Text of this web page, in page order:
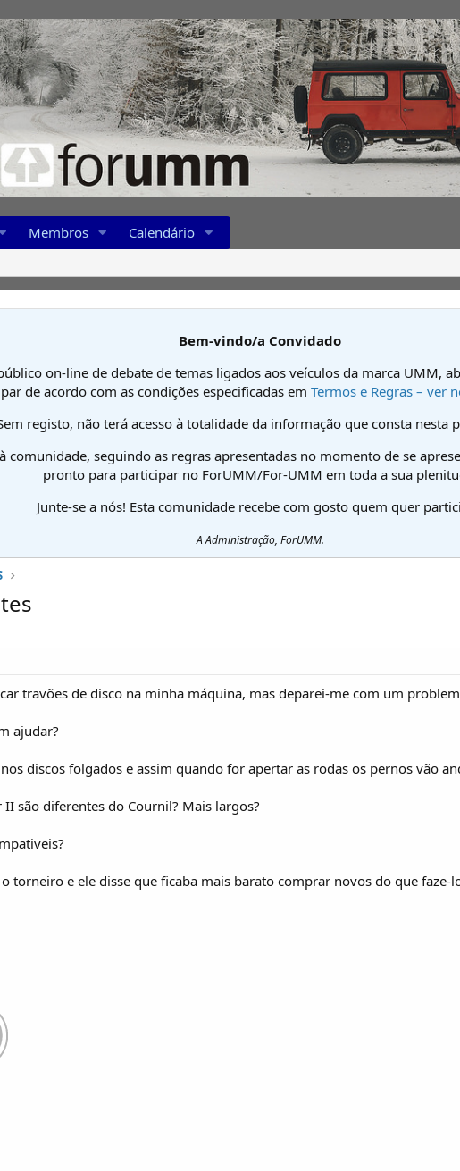
Membros Calendário
Bem-vindo/a Convidado
on-line de debate de temas ligados aos veículos da marca UMM,
de acordo com as condições especificadas em Termos e Regras – ver
registo, não terá acesso à totalidade da informação que consta nesta
comunidade, seguindo as regras apresentadas no momento de se
pronto para participar no ForUMM/For-UMM em toda a sua
Junte-se a nós! Esta comunidade recebe com gosto quem quer
A Administração, ForUMM.
travões de disco na minha máquina, mas deparei-me com um
ajudar?
discos folgados e assim quando for apertar as rodas os pernos vão
são diferentes do Cournil? Mais largos?
torneiro e ele disse que ficaba mais barato comprar novos do que faze-